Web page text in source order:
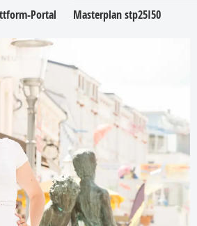
Portal Masterplan stp25I50